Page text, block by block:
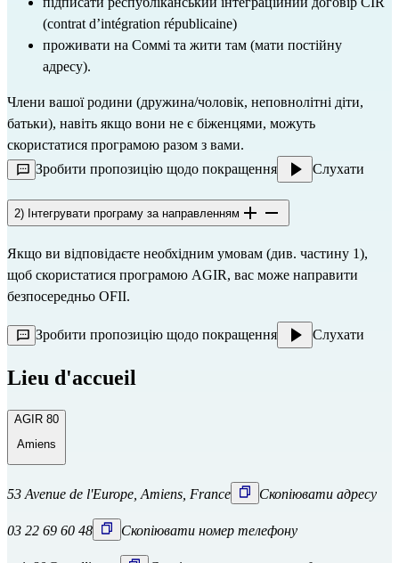
(contrat d’intégration républicaine)
проживати на Соммі та жити там (мати постійну
адресу).
Члени вашої родини (дружина/чоловік, неповнолітні діти,
батьки), навіть якщо вони не є біженцями, можуть
скористатися програмою разом з вами.
Зробити пропозицію щодо покращення
Слухати
2) Інтегрувати програму за направленням
Якщо ви відповідаєте необхідним умовам (див. частину 1),
щоб скористатися програмою AGIR, вас може направити
безпосередньо OFII.
Зробити пропозицію щодо покращення Слухати
Lieu d'accueil
AGIR 80
Amiens
53 Avenue de l'Europe, Amiens, France Скопіювати адресу
03 22 69 60 48 Скопіювати номер телефону